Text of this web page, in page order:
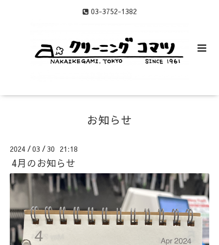
03-3752-1382
お知らせ
2024 /03 /30 21:18
4月のお知らせ